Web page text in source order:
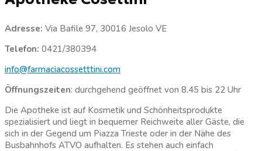
Adresse: Via Bafile 97, 30016 Jesolo VE
Telefon: 0421/380394
info@farmaciacossetttini.com
Öffnungszeiten: durchgehend geöffnet von 8.45 bis 22 Uhr
Die Apotheke ist auf Kosmetik und Schönheitsprodukte
spezialisiert und liegt in bequemer Reichweite aller Gäste, die
sich in der Gegend um Piazza Trieste oder in der Nähe des
Busbahnhofs ATVO aufhalten. Es stehen auch einfach